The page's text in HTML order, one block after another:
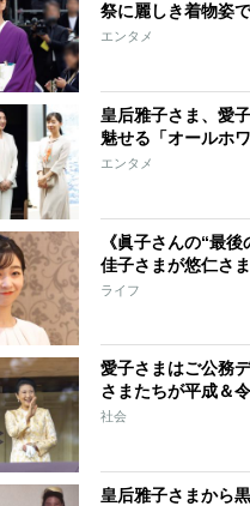
祭に麗しき着物姿
満島ひかり、川口
エンタメ
皇后雅子さま、愛
魅せる「オールホ
しゃれに着こなすコ
エンタメ
《眞子さんの“最後
佳子さまが悠仁さ
「お姉さまとともに
ライフ
愛子さまはご公務
さまたちが平成＆
賀のドレス姿
社会
皇后雅子さまから